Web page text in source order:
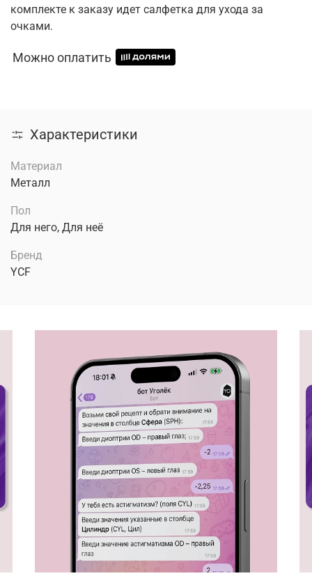
комплекте к заказу идет салфетка для ухода за
очками.
Можно оплатить
Характеристики
Материал
Металл
Пол
Для него, Для неё
Бренд
YCF